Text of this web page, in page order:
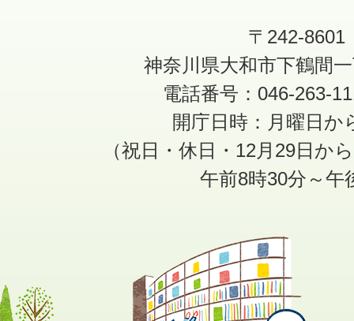
〒242-8601
神奈川県大和市下鶴間
電話番号：046-263-
開庁日時：月曜日か
（祝日・休日・12月29日か
午前8時30分～午